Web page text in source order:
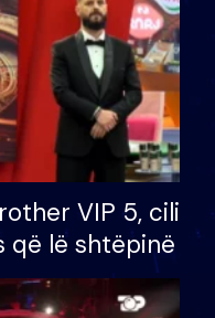
VIP 5, cili
që lë shtëpinë